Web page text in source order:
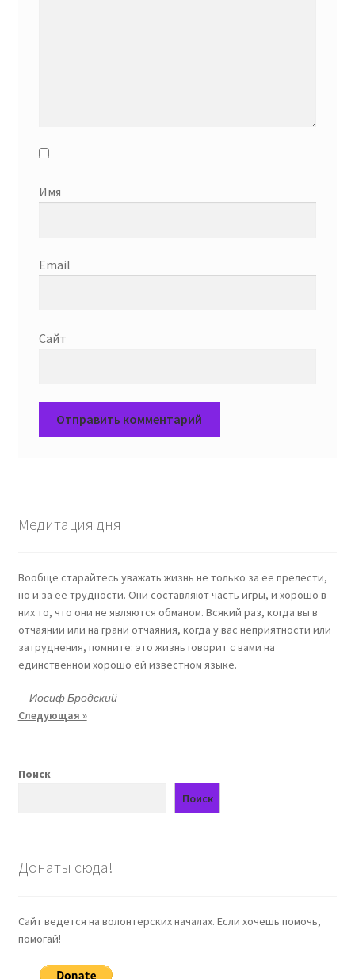
Имя
Email
Сайт
Медитация дня
Вообще старайтесь уважать жизнь не только за ее прелести,
но и за ее трудности. Они составляют часть игры, и хорошо в
них то, что они не являются обманом. Всякий раз, когда вы в
отчаянии или на грани отчаяния, когда у вас неприятности или
затруднения, помните: это жизнь говорит с вами на
единственном хорошо ей известном языке.
—Иосиф Бродский
Следующая »
Поиск
Поиск
Донаты сюда!
Сайт ведется на волонтерских началах. Если хочешь помочь,
помогай!